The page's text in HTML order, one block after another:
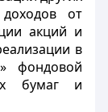
от
акций и
в
фондовой
бумаг и